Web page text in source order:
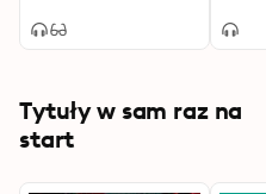
Tytuły w sam raz na
start